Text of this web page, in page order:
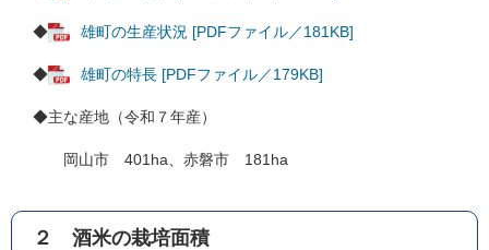
◆ 雄町の生産状況 [PDFファイル／181KB]
◆ 雄町の特長 [PDFファイル／179KB]
◆主な産地（令和７年産）
岡山市 401ha、赤磐市 181ha
２ 酒米の栽培面積